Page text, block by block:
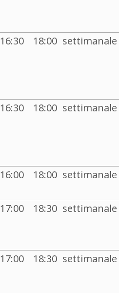
16:30 18:00 settimanale
16:30 18:00 settimanale
16:00 18:00 settimanale
17:00 18:30 settimanale
17:00 18:30 settimanale